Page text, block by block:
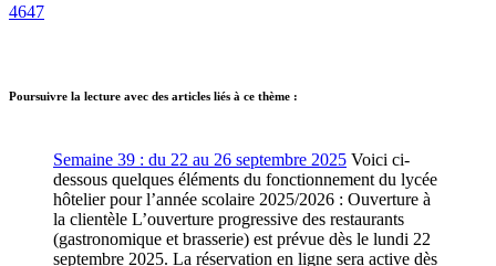
4647
Poursuivre la lecture avec des articles liés à ce thème :
Semaine 39 : du 22 au 26 septembre 2025 Voici ci-
dessous quelques éléments du fonctionnement du lycée
hôtelier pour l’année scolaire 2025/2026 : Ouverture à
la clientèle L’ouverture progressive des restaurants
(gastronomique et brasserie) est prévue dès le lundi 22
septembre 2025. La réservation en ligne sera active dès